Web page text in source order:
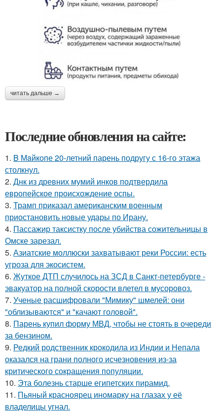
читать дальше →
Последние обновления на сайте:
1. B Мaйкопе 20-летний парень подругу с 16-го этажа
столкнул.
2. Днк из древних мумий инков подтвердила
европейское происхождение оспы.
3. Трамп приказал американским военным
приостановить новые удары по Ирану.
4. Пассажир таксистку после убийства сожительницы в
Омске зарезал.
5. Азиатские моллюски захватывают реки России: есть
угроза для экосистем.
6. Жуткое ДТП случилось на ЗСД в Санкт-петербурге -
эвакуатор на полной скорости влетел в мусоровоз.
7. Ученые расшифровали "Мимику" шмелей: они
"облизываются" и "качают головой".
8. Парень купил форму МВД, чтобы не стоять в очереди
за бензином.
9. Редкий родственник крокодила из Индии и Непала
оказался на грани полного исчезновения из-за
критического сокращения популяции.
10. Эта болезнь старше египетских пирамид.
11. Пьяный красноярец иномарку на глазах у её
владелицы угнал.